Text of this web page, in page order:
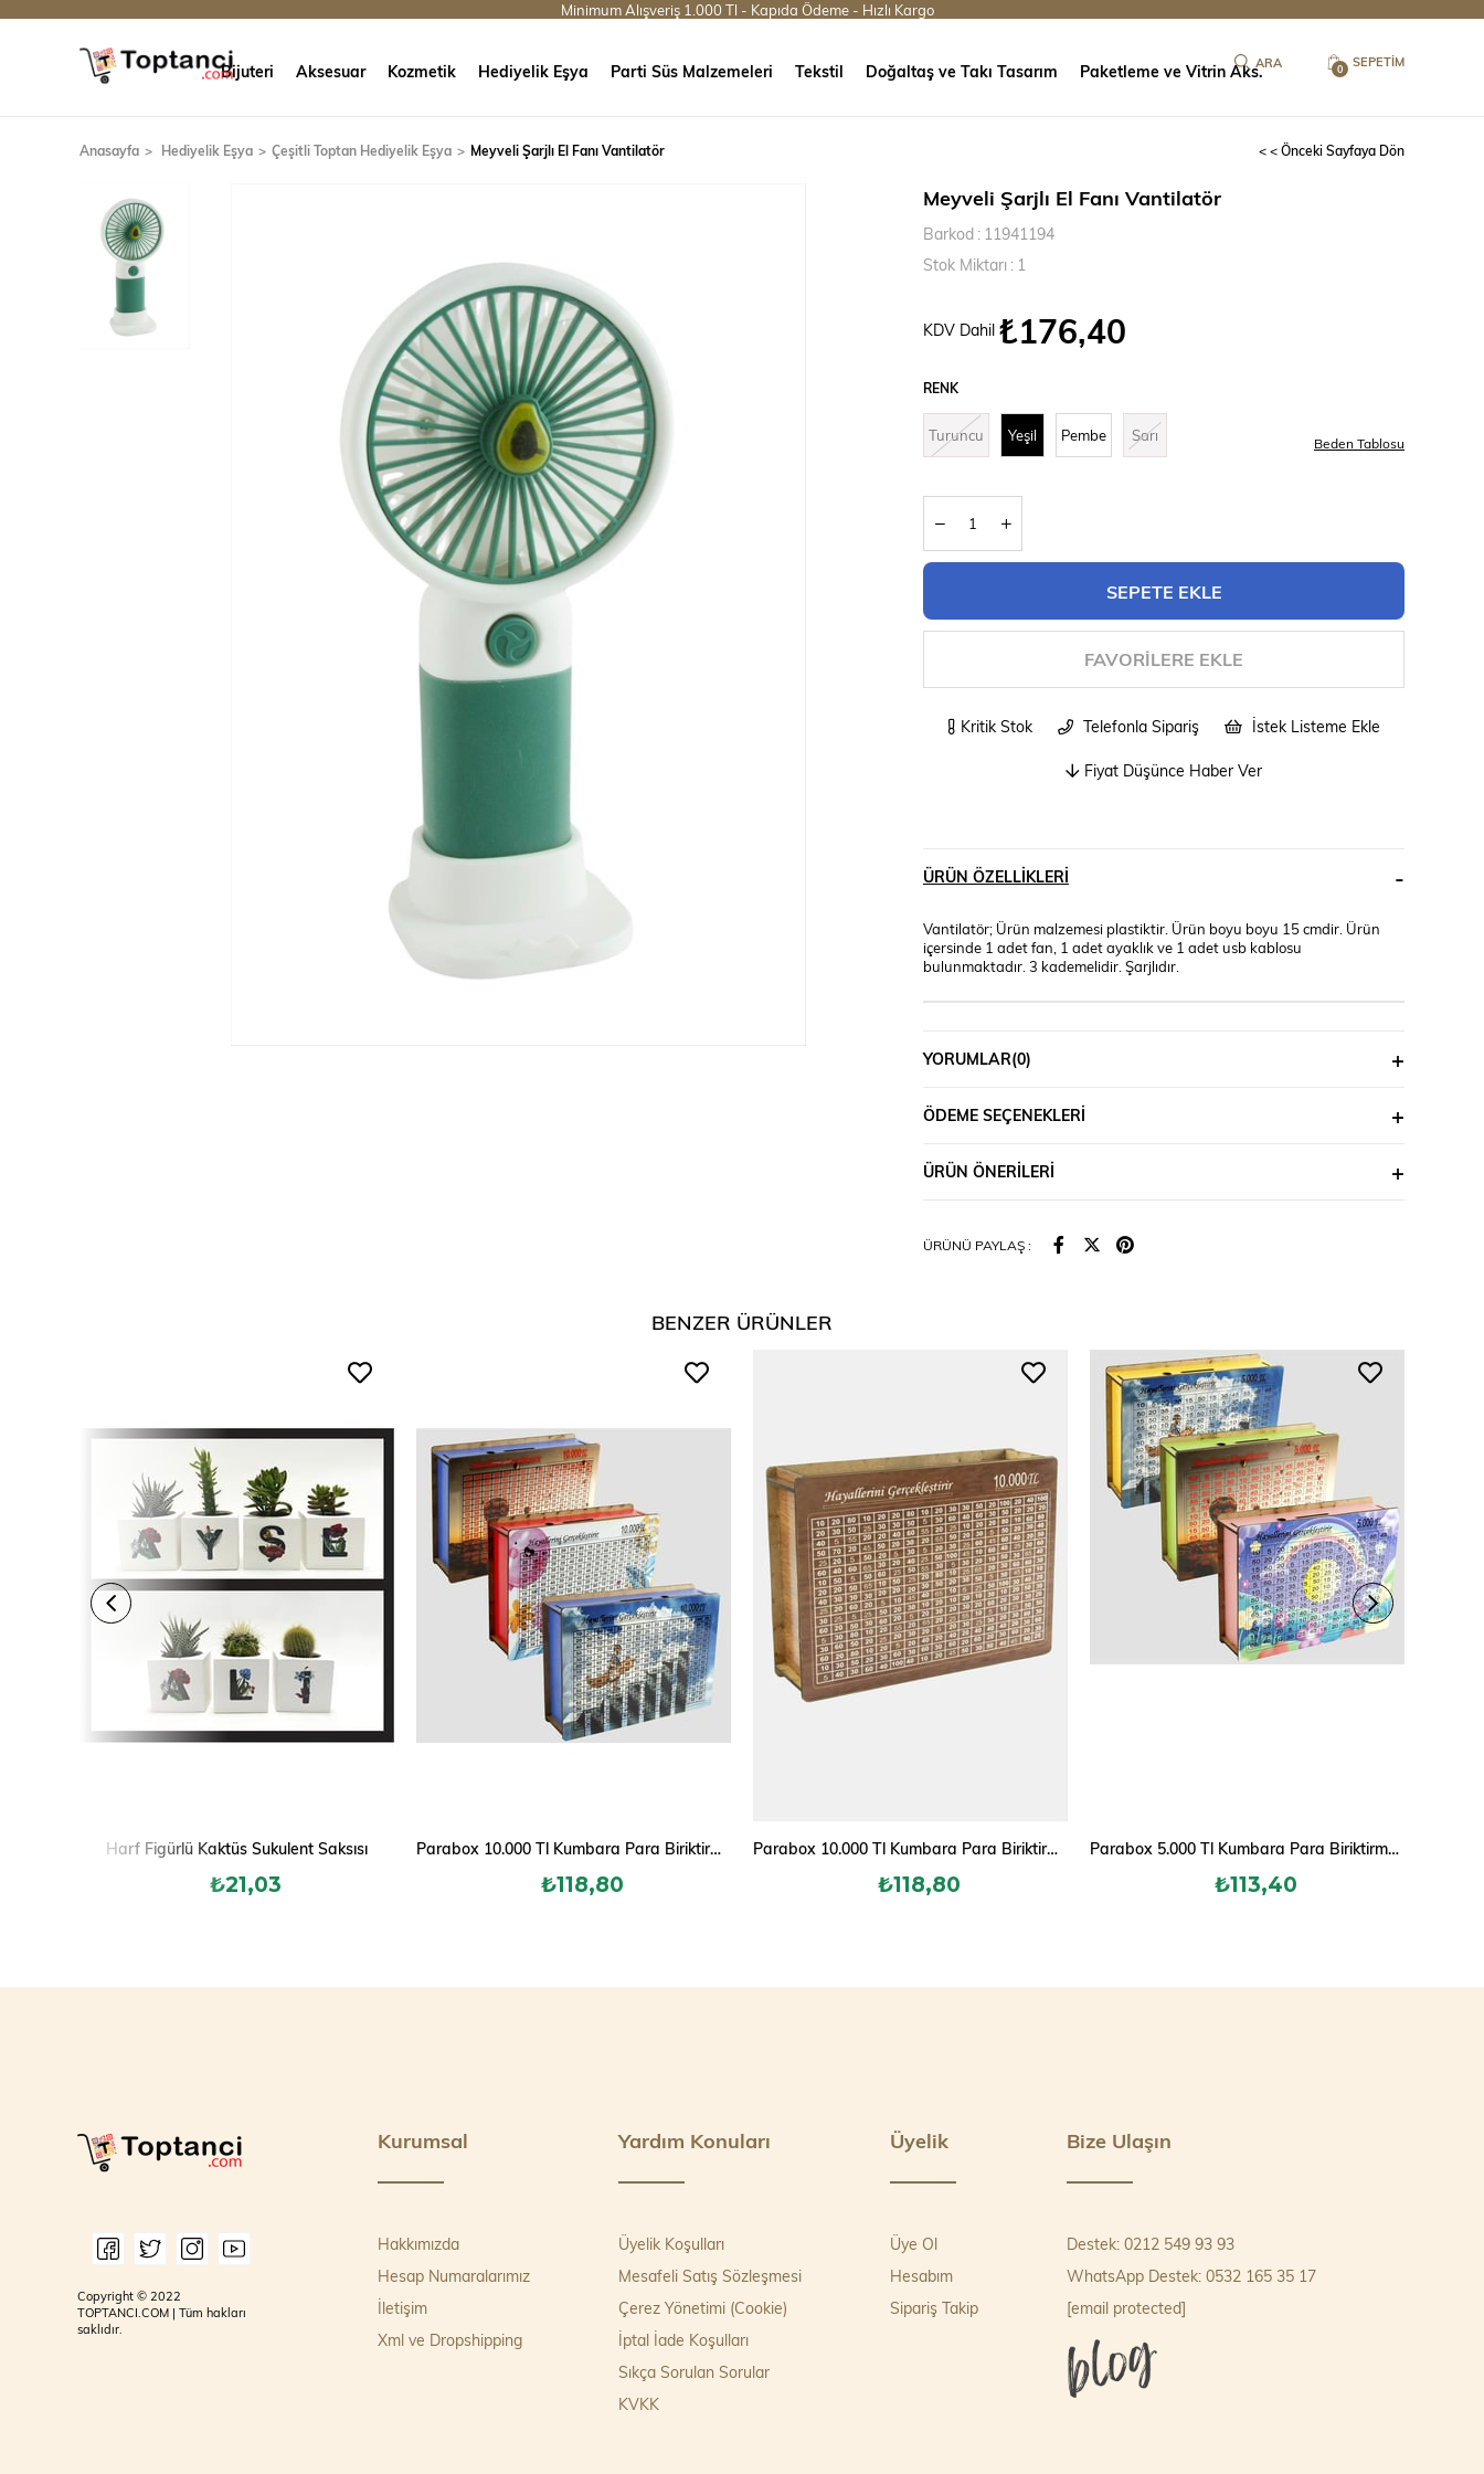
Minimum Alışveriş 1.000 Tl - Kapıda Ödeme - Hızlı Kargo
SEPETIM
0
Bijuteri Aksesuar Kozmetik Hediyelik Eşya Parti Süs Malzemeleri Tekstil Doğaltaş ve Takı Tasarım Paketleme ve Vitrin Aks.
Anasayfa Hediyelik Eşya Çeşitli Toptan Hediyelik Eşya Meyveli Şarjlı El Fanı Vantilatör < < Önceki Sayfaya Dön
Meyveli Şarjlı El Fanı Vantilatör
Barkod : 11941194
Stok Miktarı : 1
KDV Dahil ₺176,40
RENK
Turuncu Yeşil Pembe Sarı Beden Tablosu
FAVORILERE EKLE
Kritik Stok Telefonla Sipariş İstek Listeme Ekle
Fiyat Düşünce Haber Ver
ÜRÜN ÖZELLIKLERI
Vantilatör; Ürün malzemesi plastiktir. Ürün boyu boyu 15 cmdir. Ürün
içersinde 1 adet fan, 1 adet ayaklık ve 1 adet usb kablosu
bulunmaktadır. 3 kademelidir. Şarjlıdır.
YORUMLAR(0)
ÖDEME SEÇENEKLERI
ÜRÜN ÖNERILERI
ÜRÜNÜ PAYLAŞ :
BENZER ÜRÜNLER
Harf Figürlü Kaktüs Sukulent Saksısı
₺21,03
Parabox 10.000 Tl Kumbara Para Biriktirme Kutusu
₺118,80
Parabox 10.000 Tl Kumbara Para Biriktirme Kutusu
₺118,80
Parabox 5.000 Tl Kumbara Para Biriktirme Kutusu
₺113,40
Kurumsal
Hakkımızda
Hesap Numaralarımız
İletişim
Xml ve Dropshipping
Yardım Konuları
Üyelik Koşulları
Mesafeli Satış Sözleşmesi
Çerez Yönetimi (Cookie)
İptal İade Koşulları
Sıkça Sorulan Sorular
KVKK
Üyelik
Üye Ol
Hesabım
Sipariş Takip
Bize Ulaşın
Destek: 0212 549 93 93
WhatsApp Destek: 0532 165 35 17
[email protected]
Copyright © 2022
TOPTANCI.COM | Tüm hakları
saklıdır.